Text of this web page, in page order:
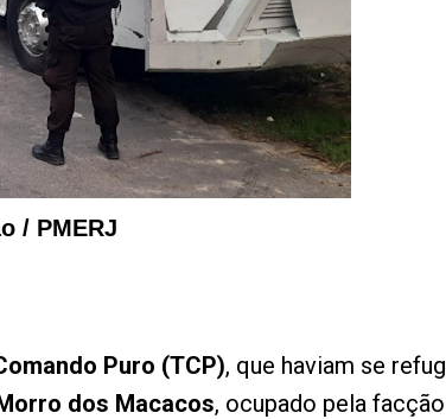
/ PMERJ
Puro (TCP), que haviam se
dos Macacos, ocupado pela